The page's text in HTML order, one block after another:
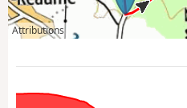
Attributions